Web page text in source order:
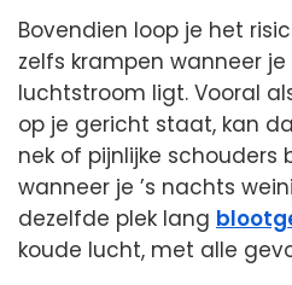
Bovendien loop je het
zelfs krampen wanneer
luchtstroom ligt. Vooral
op je gericht staat, kan
nek of pijnlijke schouders
wanneer je ’s nachts
dezelfde plek lang
koude lucht, met alle